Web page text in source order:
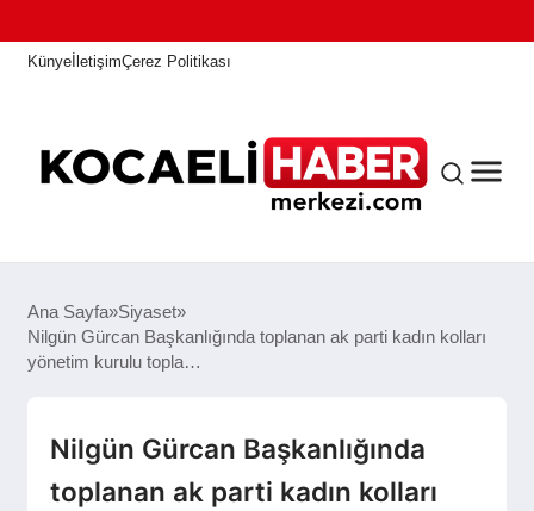
KünyeİletişimÇerez Politikası
ANASAYFA
Ana Sayfa Siyaset
Nilgün Gürcan Başkanlığında toplanan ak parti kadın kolları
yönetim kurulu topla…
Nilgün Gürcan Başkanlığında
toplanan ak parti kadın kolları